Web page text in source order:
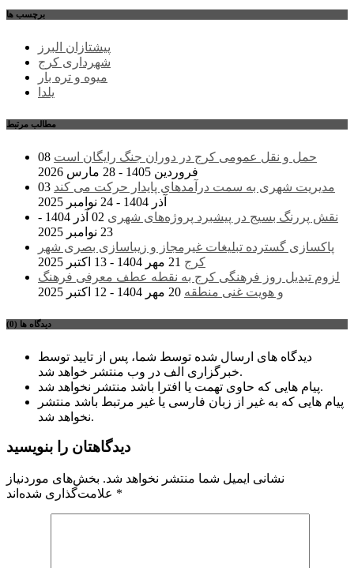
برچسب ها
پیشتازان البرز
شهرداری کرج
میوه و تره بار
یلدا
مطالب مرتبط
حمل و نقل عمومی کرج در دوران جنگ رایگان است 08
فروردین 1405 - 28 مارس 2026
مدیریت شهری به سمت درآمدهای پایدار حرکت می کند 03
آذر 1404 - 24 نوامبر 2025
نقش پررنگ بسیج در پیشبرد پروژه‌های شهری
02 آذر 1404 -
23 نوامبر 2025
پاکسازی گسترده تبلیغات غیرمجاز و زیباسازی بصری شهر
کرج 21 مهر 1404 - 13 اکتبر 2025
لزوم تبدیل روز فرهنگی کرج به نقطه عطف معرفی فرهنگ
و هویت غنی منطقه 20 مهر 1404 - 12 اکتبر 2025
دیدگاه ها (0)
دیدگاه های ارسال شده توسط شما، پس از تایید توسط
خبرگزاری الف در وب منتشر خواهد شد.
پیام هایی که حاوی تهمت یا افترا باشد منتشر نخواهد شد.
پیام هایی که به غیر از زبان فارسی یا غیر مرتبط باشد منتشر
نخواهد شد.
دیدگاهتان را بنویسید
نشانی ایمیل شما منتشر نخواهد شد. بخش‌های موردنیاز
*